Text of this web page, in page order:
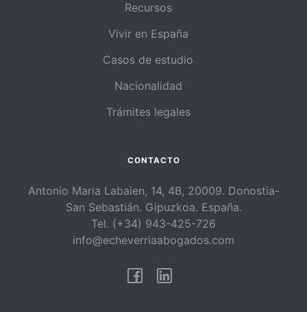
Recursos
Vivir en España
Casos de estudio
Nacionalidad
Trámites legales
CONTACTO
Antonio Maria Labaien, 14, 4B, 20009. Donostia-
San Sebastián. Gipuzkoa. España.
Tel. (+34) 943-425-726
info@echeverriaabogados.com
Facebook
Linkedin